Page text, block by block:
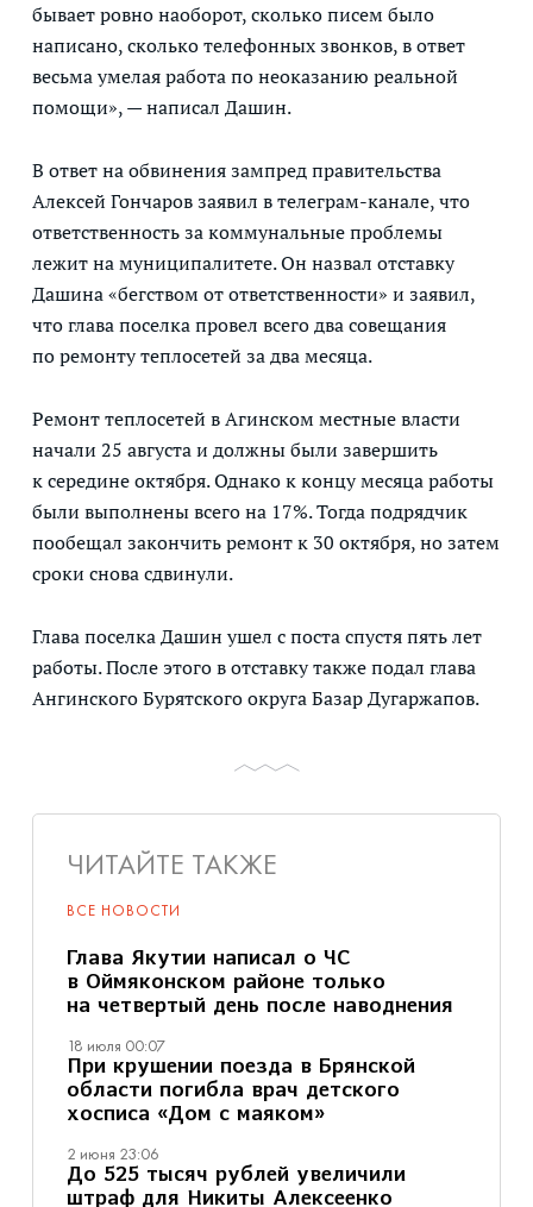
бывает ровно наоборот, сколько писем было
написано, сколько телефонных звонков, в ответ
весьма умелая работа по неоказанию реальной
помощи», — написал Дашин.
В ответ на обвинения зампред правительства
Алексей Гончаров заявил в телеграм-канале, что
ответственность за коммунальные проблемы
лежит на муниципалитете. Он назвал отставку
Дашина «бегством от ответственности» и заявил,
что глава поселка провел всего два совещания
по ремонту теплосетей за два месяца.
Ремонт теплосетей в Агинском местные власти
начали 25 августа и должны были завершить
к середине октября. Однако к концу месяца работы
были выполнены всего на 17%. Тогда подрядчик
пообещал закончить ремонт к 30 октября, но затем
сроки снова сдвинули.
Глава поселка Дашин ушел с поста спустя пять лет
работы. После этого в отставку также подал глава
Ангинского Бурятского округа Базар Дугаржапов.
ЧИТАЙТЕ ТАКЖЕ
ВСЕ НОВОСТИ
Глава Якутии написал о ЧС
в Оймяконском районе только
на четвертый день после наводнения
18 июля 00:07
При крушении поезда в Брянской
области погибла врач детского
хосписа «Дом с маяком»
2 июня 23:06
До 525 тысяч рублей увеличили
штраф для Никиты Алексеенко